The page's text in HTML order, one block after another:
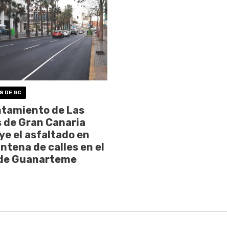
DE GC
de Las
de Gran Canaria
el asfaltado en
de calles en el
Guanarteme